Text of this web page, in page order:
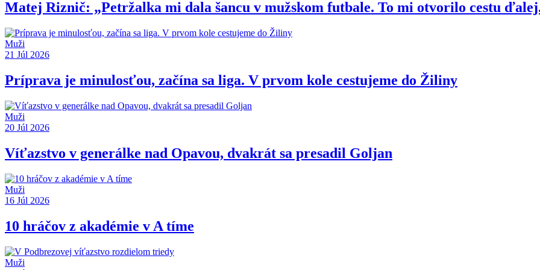
Matej Riznič: „Petržalka mi dala šancu v mužskom futbale. To mi otvorilo cestu
Muži
21 Júl 2026
Príprava je minulosťou, začína sa liga. V prvom kole cestujeme do Žiliny
Muži
20 Júl 2026
Víťazstvo v generálke nad Opavou, dvakrát sa presadil Goljan
Muži
16 Júl 2026
10 hráčov z akadémie v A tíme
Muži